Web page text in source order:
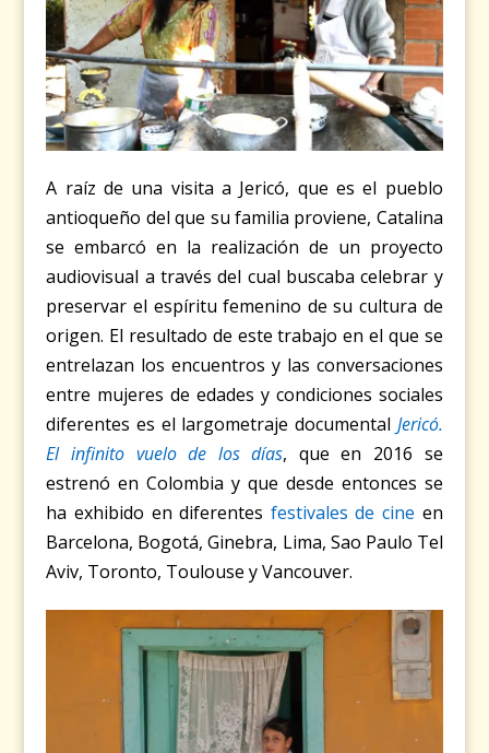
A raíz de una visita a Jericó, que es el pueblo
antioqueño del que su familia proviene, Catalina
se embarcó en la realización de un proyecto
audiovisual a través del cual buscaba celebrar y
preservar el espíritu femenino de su cultura de
origen. El resultado de este trabajo en el que se
entrelazan los encuentros y las conversaciones
entre mujeres de edades y condiciones sociales
diferentes es el largometraje documental Jericó.
El infinito vuelo de los días, que en 2016 se
estrenó en Colombia y que desde entonces se
ha exhibido en diferentes festivales de cine en
Barcelona, Bogotá, Ginebra, Lima, Sao Paulo Tel
Aviv, Toronto, Toulouse y Vancouver.